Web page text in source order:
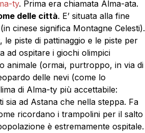
ty. Prima era chiamata Alma-ata.
delle città. E’ situata alla fine
cinese significa Montagne Celesti).
piste di pattinaggio e le piste per
ad ospitare i giochi olimpici
animale (ormai, purtroppo, in via di
delle nevi (come lo
di Alma-ty più accettabile:
sia ad Astana che nella steppa. Fa
ricordano i trampolini per il salto
è estremamente ospitale.